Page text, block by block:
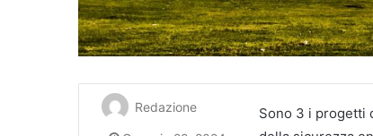
Sono 3 i progetti
Redazione